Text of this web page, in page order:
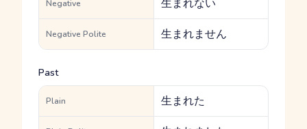
Negative 生まれない
Negative Polite 生まれません
Past
Plain 生まれた